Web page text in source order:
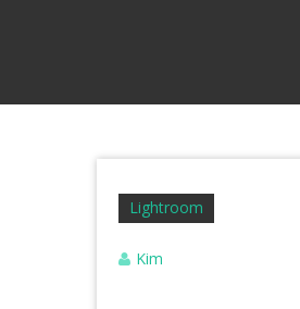
Lightroom
Kim